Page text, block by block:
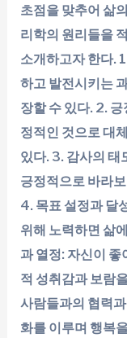
초점을 맞추어 삶
리학의 원리들을
소개하고자 한다.
하고 발전시키는
장할 수 있다. 2.
정적인 것으로 대
있다. 3. 감사의 태
긍정적으로 바라
4. 목표 설정과 달
위해 노력하면 삶
과 열정: 자신이
적 성취감과 보람
사람들과의 협력
화를 이루며 행복